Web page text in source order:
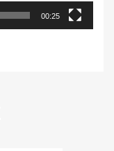
00:25